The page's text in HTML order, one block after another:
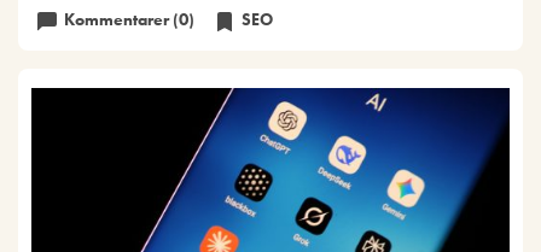
Kommentarer (0)
SEO